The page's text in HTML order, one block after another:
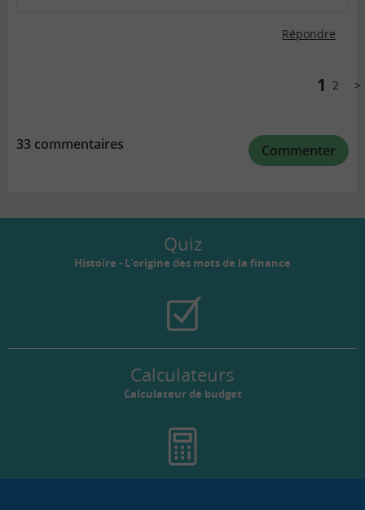
Répondre
1 2
33 commentaires Commenter
Quiz
Histoire - L'origine des mots de la finance
Calculateurs
Calculateur de budget